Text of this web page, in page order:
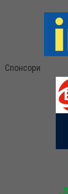
Спонсори